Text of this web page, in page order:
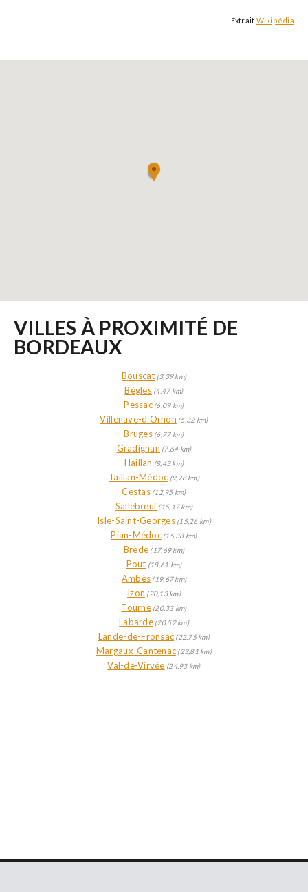
Extrait Wikipédia
VILLES À PROXIMITÉ DE
BORDEAUX
Bouscat (3,39 km)
Bègles(4,47 km)
Pessac(6,09 km)
Villenave-d'Ornon (6,32 km)
Bruges(6,77 km)
Gradignan (7,64 km)
Haillan (8,43 km)
Taillan-Médoc (9,98 km)
Cestas(12,95 km)
Sallebœuf (15,17 km)
Isle-Saint-Georges(15,26 km)
Pian-Médoc(15,38 km)
Brède (17,69 km)
Pout (18,61 km)
Ambès (19,67 km)
Izon (20,13 km)
Tourne(20,33 km)
Labarde(20,52 km)
Lande-de-Fronsac (22,75 km)
Margaux-Cantenac (23,81 km)
Val-de-Virvée (24,93 km)